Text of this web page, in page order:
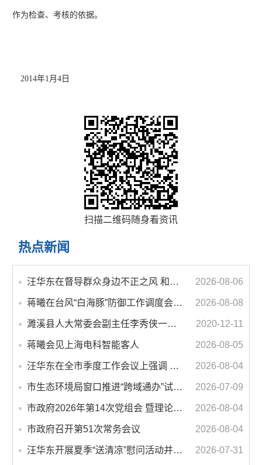
作为检查、考核的依据。
2014年1 月 4 日
扫描二维码随身看资讯
热点新闻
汪华东在督导群众身边不正之风 和腐败问题集中整治工作时强调 以更高标准更实举措纵深推进集中整治 不断增强人民群众获得感幸福感安全感 2026-08-06
蒋曦在台风“白海豚”防御工作调度会上强调 牢固树立和践行正确政绩观 切实维护人民群众生命财产安全 2026-08-08
濉溪县人大常委会副主任李秀侠一行调研城乡客运一体化和治超工作 2020-12-11
蒋曦会见上海电科智能客人 2026-08-05
汪华东在全市季度工作会议上强调 锚定打好“三仗”任务和年度预期目标不动摇 在全市上下掀起比学赶超争先进位的攻坚热潮 2026-08-04
市生态环境局窗口推进“跨域通办”试点 服务再升级 办事更便利 2026-07-09
市政府2026年第14次党组会 暨理论学习中心组学习会议召开 蒋曦主持会议并讲话 2026-08-04
市政府召开第51次常务会议 2026-08-04
汪华东开展夏季“送清凉”慰问活动并调研专门教育工作 落实落细防暑降温措施 用心用情关爱一线职工 2026-07-31